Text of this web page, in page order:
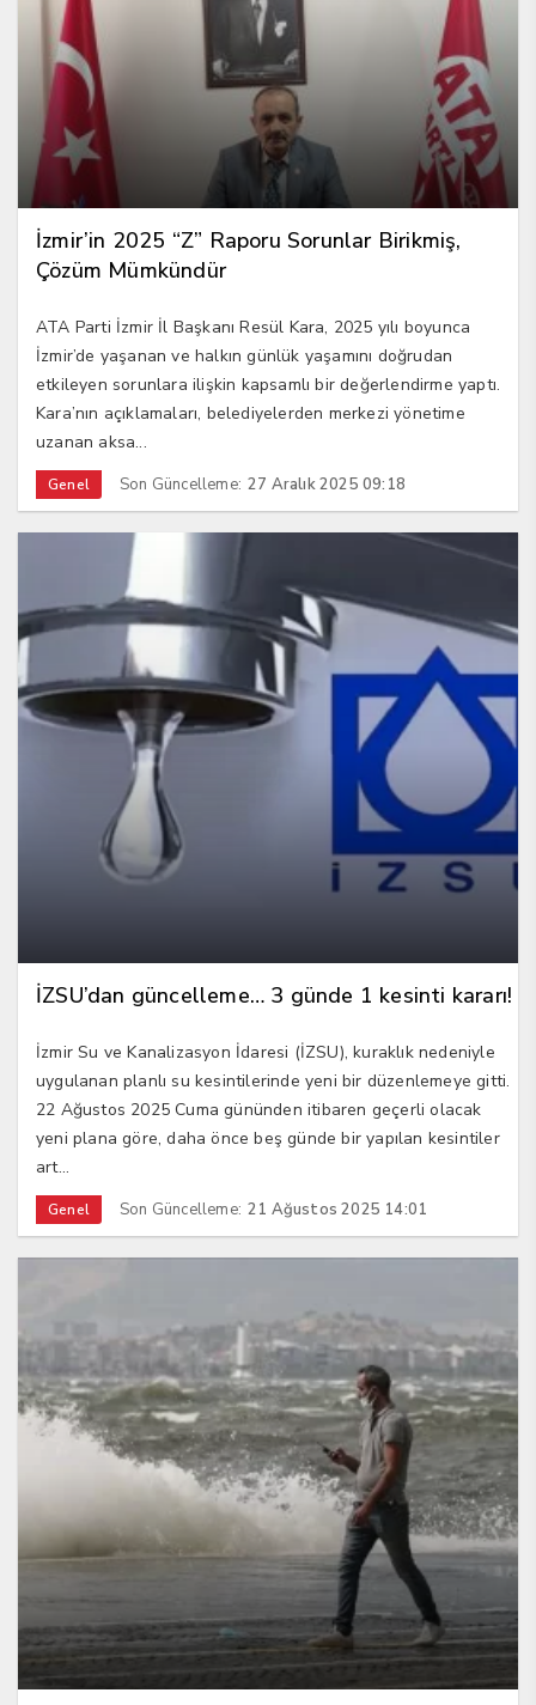
İzmir’in 2025 “Z” Raporu Sorunlar Birikmiş,
Çözüm Mümkündür
ATA Parti İzmir İl Başkanı Resül Kara, 2025 yılı boyunca
İzmir’de yaşanan ve halkın günlük yaşamını doğrudan
etkileyen sorunlara ilişkin kapsamlı bir değerlendirme yaptı.
Kara’nın açıklamaları, belediyelerden merkezi yönetime
uzanan aksa...
Genel Son Güncelleme: 27 Aralık 2025 09:18
İZSU’dan güncelleme… 3 günde 1 kesinti kararı!
İzmir Su ve Kanalizasyon İdaresi (İZSU), kuraklık nedeniyle
uygulanan planlı su kesintilerinde yeni bir düzenlemeye gitti.
22 Ağustos 2025 Cuma gününden itibaren geçerli olacak
yeni plana göre, daha önce beş günde bir yapılan kesintiler
art...
Genel Son Güncelleme: 21 Ağustos 2025 14:01